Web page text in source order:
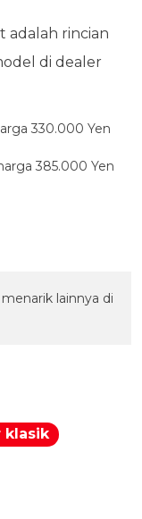
adalah rincian
di dealer
330.000 Yen
385.000 Yen
lainnya di
klasik